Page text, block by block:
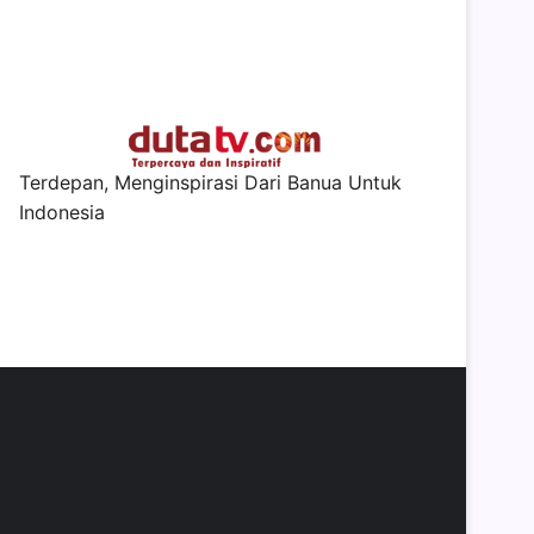
Terdepan, Menginspirasi Dari Banua Untuk
Indonesia